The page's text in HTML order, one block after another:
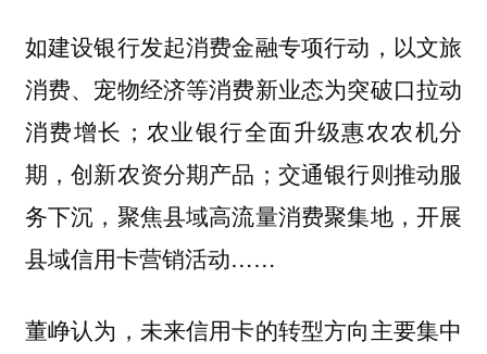
如建设银行发起消费金融专项行动，以文旅
消费、宠物经济等消费新业态为突破口拉动
消费增长；农业银行全面升级惠农农机分
期，创新农资分期产品；交通银行则推动服
务下沉，聚焦县域高流量消费聚集地，开展
县域信用卡营销活动……
董峥认为，未来信用卡的转型方向主要集中